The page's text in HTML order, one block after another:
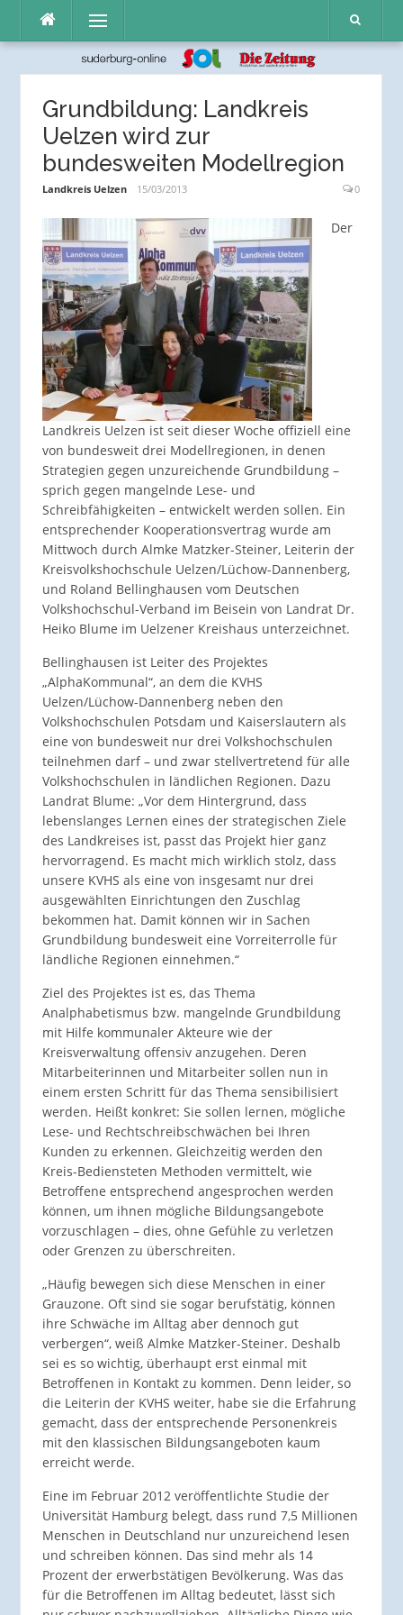
Inhalt
Menü
Grundbildung: Landkreis
Uelzen wird zur
bundesweiten Modellregion
Landkreis Uelzen 15/03/2013 0
Der
Landkreis Uelzen ist seit dieser Woche offiziell eine
von bundesweit drei Modellregionen, in denen
Strategien gegen unzureichende Grundbildung –
sprich gegen mangelnde Lese- und
Schreibfähigkeiten – entwickelt werden sollen. Ein
entsprechender Kooperationsvertrag wurde am
Mittwoch durch Almke Matzker-Steiner, Leiterin der
Kreisvolkshochschule Uelzen/Lüchow-Dannenberg,
und Roland Bellinghausen vom Deutschen
Volkshochschul-Verband im Beisein von Landrat Dr.
Heiko Blume im Uelzener Kreishaus unterzeichnet.
Bellinghausen ist Leiter des Projektes
„AlphaKommunal“, an dem die KVHS
Uelzen/Lüchow-Dannenberg neben den
Volkshochschulen Potsdam und Kaiserslautern als
eine von bundesweit nur drei Volkshochschulen
teilnehmen darf – und zwar stellvertretend für alle
Volkshochschulen in ländlichen Regionen. Dazu
Landrat Blume: „Vor dem Hintergrund, dass
lebenslanges Lernen eines der strategischen Ziele
des Landkreises ist, passt das Projekt hier ganz
hervorragend. Es macht mich wirklich stolz, dass
unsere KVHS als eine von insgesamt nur drei
ausgewählten Einrichtungen den Zuschlag
bekommen hat. Damit können wir in Sachen
Grundbildung bundesweit eine Vorreiterrolle für
ländliche Regionen einnehmen.“
Ziel des Projektes ist es, das Thema
Analphabetismus bzw. mangelnde Grundbildung
mit Hilfe kommunaler Akteure wie der
Kreisverwaltung offensiv anzugehen. Deren
Mitarbeiterinnen und Mitarbeiter sollen nun in
einem ersten Schritt für das Thema sensibilisiert
werden. Heißt konkret: Sie sollen lernen, mögliche
Lese- und Rechtschreibschwächen bei Ihren
Kunden zu erkennen. Gleichzeitig werden den
Kreis-Bediensteten Methoden vermittelt, wie
Betroffene entsprechend angesprochen werden
können, um ihnen mögliche Bildungsangebote
vorzuschlagen – dies, ohne Gefühle zu verletzen
oder Grenzen zu überschreiten.
„Häufig bewegen sich diese Menschen in einer
Grauzone. Oft sind sie sogar berufstätig, können
ihre Schwäche im Alltag aber dennoch gut
verbergen“, weiß Almke Matzker-Steiner. Deshalb
sei es so wichtig, überhaupt erst einmal mit
Betroffenen in Kontakt zu kommen. Denn leider, so
die Leiterin der KVHS weiter, habe sie die Erfahrung
gemacht, dass der entsprechende Personenkreis
mit den klassischen Bildungsangeboten kaum
erreicht werde.
Eine im Februar 2012 veröffentlichte Studie der
Universität Hamburg belegt, dass rund 7,5 Millionen
Menschen in Deutschland nur unzureichend lesen
und schreiben können. Das sind mehr als 14
Prozent der erwerbstätigen Bevölkerung. Was das
für die Betroffenen im Alltag bedeutet, lässt sich